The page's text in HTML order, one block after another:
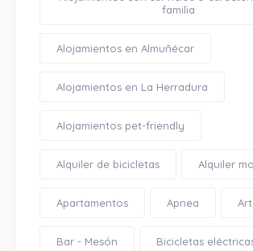
familia
Alojamientos en Almuñécar
Alojamientos en La Herradura
Alojamientos pet-friendly
Alquiler de bicicletas Alquiler
Apartamentos Apnea
Bar - Mesón Bicicletas